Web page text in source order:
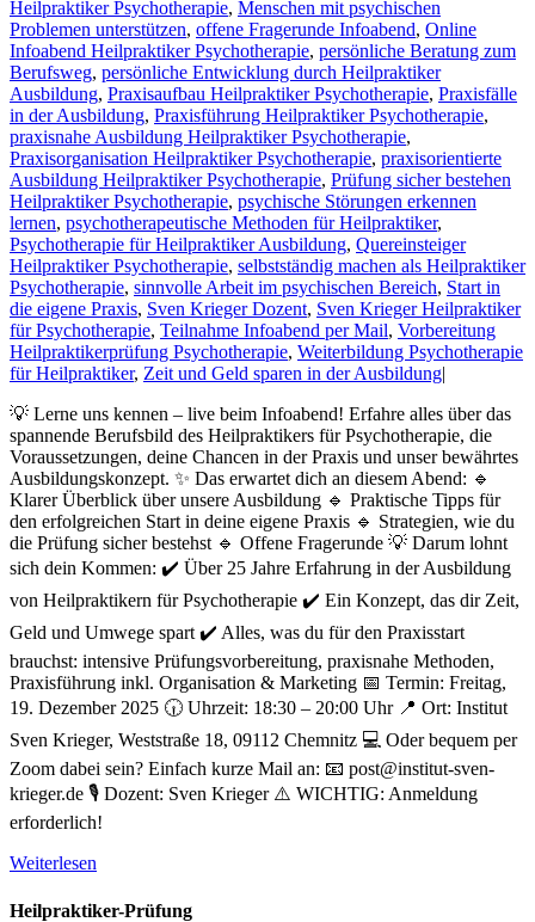
Heilpraktiker Psychotherapie, Menschen mit psychischen
Problemen unterstützen, offene Fragerunde Infoabend, Online
Infoabend Heilpraktiker Psychotherapie, persönliche Beratung zum
Berufsweg, persönliche Entwicklung durch Heilpraktiker
Ausbildung, Praxisaufbau Heilpraktiker Psychotherapie, Praxisfälle
in der Ausbildung, Praxisführung Heilpraktiker Psychotherapie,
praxisnahe Ausbildung Heilpraktiker Psychotherapie,
Praxisorganisation Heilpraktiker Psychotherapie, praxisorientierte
Ausbildung Heilpraktiker Psychotherapie, Prüfung sicher bestehen
Heilpraktiker Psychotherapie, psychische Störungen erkennen
lernen, psychotherapeutische Methoden für Heilpraktiker,
Psychotherapie für Heilpraktiker Ausbildung, Quereinsteiger
Heilpraktiker Psychotherapie, selbstständig machen als Heilpraktiker
Psychotherapie, sinnvolle Arbeit im psychischen Bereich, Start in
die eigene Praxis, Sven Krieger Dozent, Sven Krieger Heilpraktiker
für Psychotherapie, Teilnahme Infoabend per Mail, Vorbereitung
Heilpraktikerprüfung Psychotherapie, Weiterbildung Psychotherapie
für Heilpraktiker, Zeit und Geld sparen in der Ausbildung|
💡 Lerne uns kennen – live beim Infoabend! Erfahre alles über das
spannende Berufsbild des Heilpraktikers für Psychotherapie, die
Voraussetzungen, deine Chancen in der Praxis und unser bewährtes
Ausbildungskonzept. ✨ Das erwartet dich an diesem Abend: 🔹
Klarer Überblick über unsere Ausbildung 🔹 Praktische Tipps für
den erfolgreichen Start in deine eigene Praxis 🔹 Strategien, wie du
die Prüfung sicher bestehst 🔹 Offene Fragerunde 💡 Darum lohnt
sich dein Kommen: ✔️ Über 25 Jahre Erfahrung in der Ausbildung
von Heilpraktikern für Psychotherapie ✔️ Ein Konzept, das dir Zeit,
Geld und Umwege spart ✔️ Alles, was du für den Praxisstart
brauchst: intensive Prüfungsvorbereitung, praxisnahe Methoden,
Praxisführung inkl. Organisation & Marketing 📅 Termin: Freitag,
19. Dezember 2025 🕡 Uhrzeit: 18:30 – 20:00 Uhr 📍 Ort: Institut
Sven Krieger, Weststraße 18, 09112 Chemnitz 💻 Oder bequem per
Zoom dabei sein? Einfach kurze Mail an: 📧 post@institut-sven-
krieger.de 🎙️ Dozent: Sven Krieger ⚠️ WICHTIG: Anmeldung
erforderlich!
Weiterlesen
Heilpraktiker-Prüfung